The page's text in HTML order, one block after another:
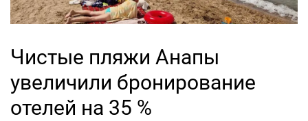
Чистые пляжи Анапы
увеличили бронирование
отелей на 35 %